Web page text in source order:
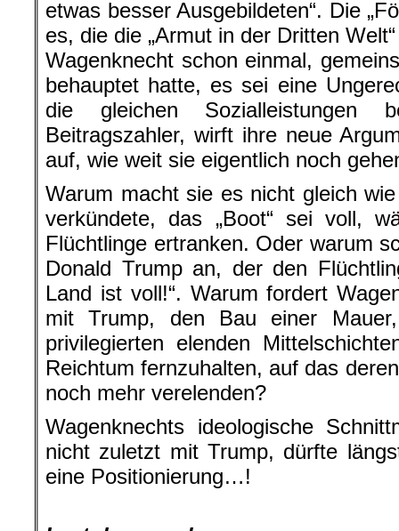
etwas besser Ausgebildeten“. Die
es, die die „Armut in der Dritten
Wagenknecht schon einmal,
behauptet hatte, es sei eine
die gleichen Sozialleistungen
Beitragszahler, wirft ihre neue
auf, wie weit sie eigentlich noch
Warum macht sie es nicht gleich
verkündete, das „Boot“ sei voll,
Flüchtlinge ertranken. Oder warum
Donald Trump an, der den
Land ist voll!“. Warum fordert
mit Trump, den Bau einer
privilegierten elenden
Reichtum fernzuhalten, auf das
noch mehr verelenden?
Wagenknechts ideologische
nicht zuletzt mit Trump, dürfte
eine Positionierung…!